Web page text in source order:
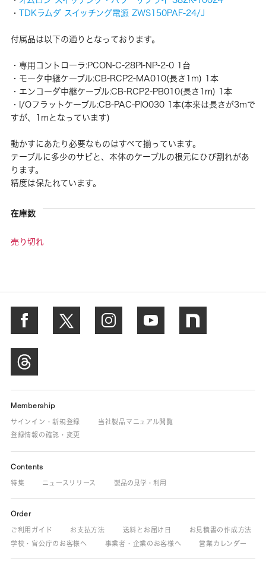
・ TDKラムダ スイッチング電源 ZWS150PAF-24/J
付属品は以下の通りとなっております。
・専用コントローラ:PCON-C-28PI-NP-2-0 1台
・モータ中継ケーブル:CB-RCP2-MA010(長さ1m) 1本
・エンコーダ中継ケーブル:CB-RCP2-PB010(長さ1m) 1本
・I/Oフラットケーブル:CB-PAC-PIO030 1本(本来は長さが3mで
すが、1mとなっています)
動かすにあたり必要なものはすべて揃っています。
テーブルに多少のサビと、本体のケーブルの根元にひび割れがあ
ります。
精度は保たれています。
在庫数
売り切れ
Membership
サインイン・新規登録
当社製品マニュアル閲覧
登録情報の確認・変更
Contents
特集 ニュースリリース 製品の見学・利用
Order
ご利用ガイド お支払方法 送料とお届け日
お見積書の作成方法
学校・官公庁のお客様へ
事業者・企業のお客様へ 営業カレンダー